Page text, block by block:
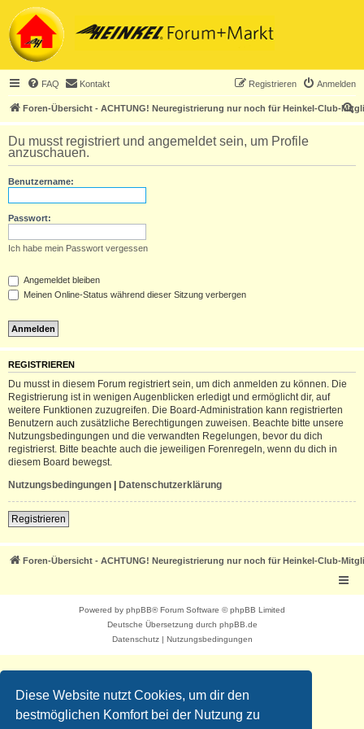
Diese Website nutzt Cookies, um dir den
bestmöglichen Komfort bei der Nutzung zu
FAQ Kontakt Anmelden
Registrieren
Foren-Übersicht - ACHTUNG! Neuregistrierung nur noch für Heinkel-Club-
S
u
h
Du musst registriert und angemeldet sein, um Profile
anzuschauen.
Benutzername:
Passwort:
Ich habe mein Passwort vergessen
Angemeldet bleiben
Meinen Online-Status während dieser Sitzung verbergen
REGISTRIEREN
Du musst in diesem Forum registriert sein, um dich anmelden zu können. Die
Registrierung ist in wenigen Augenblicken erledigt und ermöglicht dir, auf
weitere Funktionen zuzugreifen. Die Board-Administration kann registrierten
Benutzern auch zusätzliche Berechtigungen zuweisen. Beachte bitte unsere
Nutzungsbedingungen und die verwandten Regelungen, bevor du dich
registrierst. Bitte beachte auch die jeweiligen Forenregeln, wenn du dich in
diesem Board bewegst.
Nutzungsbedingungen | Datenschutzerklärung
Registrieren
Foren-Übersicht - ACHTUNG! Neuregistrierung nur noch für Heinkel-Club-
Powered by phpBB® Forum Software © phpBB Limited
Deutsche Übersetzung durch phpBB.de
Datenschutz| Nutzungsbedingungen